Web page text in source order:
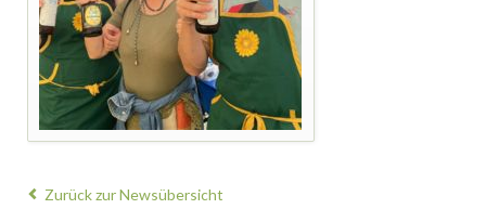
Zurück zur Newsübersicht